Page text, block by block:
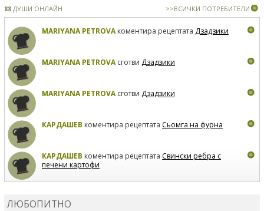
88 ДУШИ ОНЛАЙН >>ВСИЧКИ ПОТРЕБИТЕЛИ
MARIYANA PETROVAкоментира рецептата Дзадзики
MARIYANA PETROVAсготви Дзадзики
MARIYANA PETROVAсготви Дзадзики
КАРДАШЕВ коментира рецептата Сьомга на фурна
КАРДАШЕВ коментира рецептата Свински ребра с
печени картофи
ЛЮБОПИТНО